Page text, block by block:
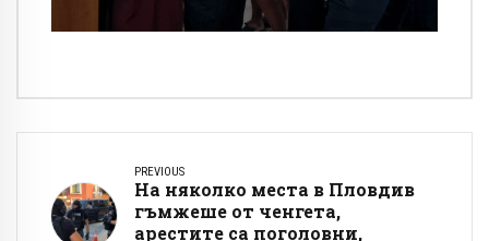
PREVIOUS
На няколко места в Пловдив
гъмжеше от ченгета,
арестите са поголовни,